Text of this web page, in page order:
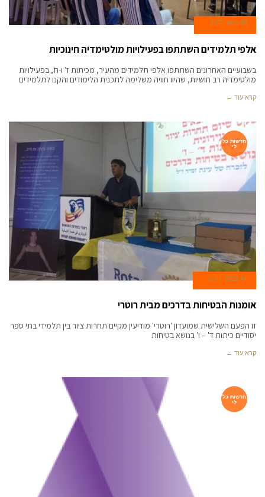
18 במאי 2017
אלפי תלמידים השתתפו בפעילויות מולטימדיה חינוכיות
בשבועיים האחרונים השתתפו אלפי תלמידים מהעיר, מכיתות ז' ו-ח', בפעילויות
מולטימדיה רב חושיות, שהיוו חוויה משלימה לתכנית הלימודים והקנו לתלמידים
קרא עוד ←
חדשות כל
לי
14 במאי 2017
אומנות הבטיחות בדרכים מבית רוטרי
זו הפעם השלישית שמועדון 'רוטרי' מודיעין מקיים תחרות ציור בין תלמידי בתי ספר
יסודיים כיתות ד' – ו' בנושא בטיחות
קרא עוד ←
חדשות כל
לי